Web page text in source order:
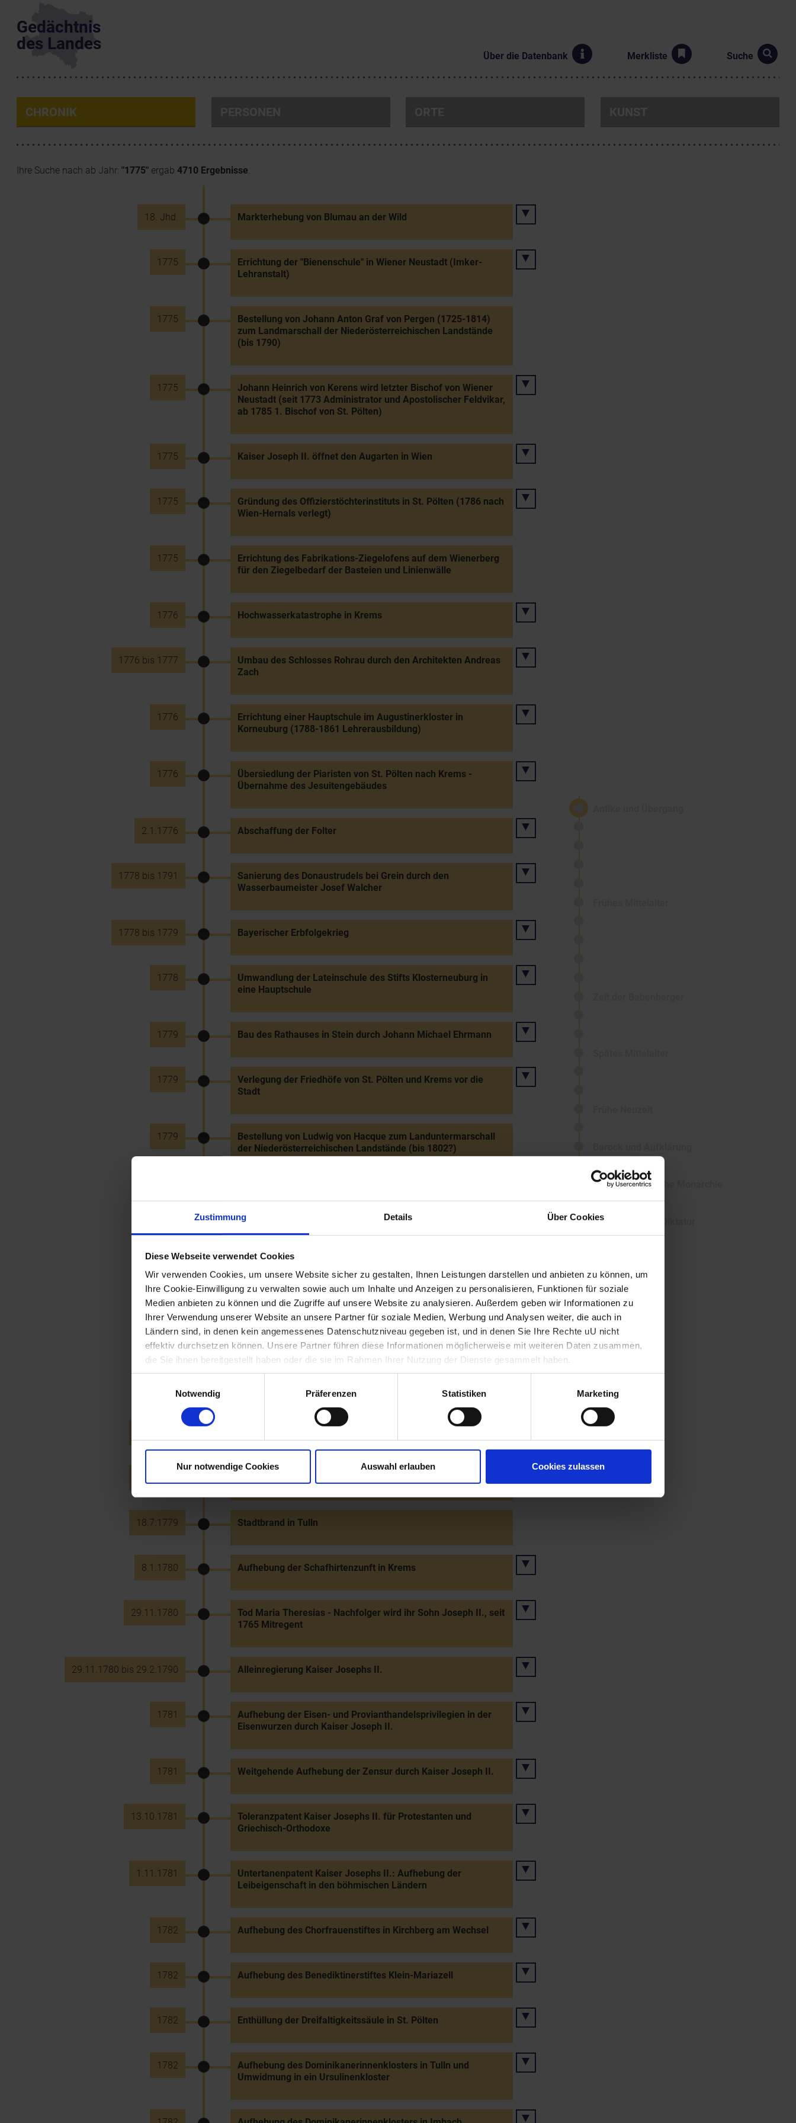
Zustimmung Details Über Cookies
Diese Webseite verwendet Cookies
Wir verwenden Cookies, um unsere Website sicher zu gestalten, Ihnen Leistungen darstellen und anbieten zu können, um
Ihre Cookie-Einwilligung zu verwalten sowie auch um Inhalte und Anzeigen zu personalisieren, Funktionen für soziale
Medien anbieten zu können und die Zugriffe auf unsere Website zu analysieren. Außerdem geben wir Informationen zu
Ihrer Verwendung unserer Website an unsere Partner für soziale Medien, Werbung und Analysen weiter, die auch in
Ländern sind, in denen kein angemessenes Datenschutzniveau gegeben ist, und in denen Sie Ihre Rechte uU nicht
effektiv durchsetzen können. Unsere Partner führen diese Informationen möglicherweise mit weiteren Daten zusammen,
die Sie ihnen bereitgestellt haben oder die sie im Rahmen Ihrer Nutzung der Dienste gesammelt haben.
Notwendig
Präferenzen Statistiken Marketing
Nur notwendige Cookies Auswahl erlauben Cookies zulassen
Gedächtnis
des Landes
Über die Datenbank Merkliste Suche
CHRONIK
Ihre Suche nach ab Jahr: "1775" ergab 4710 Ergebnisse.
18. Jhd. Markterhebung von Blumau an der Wild
1775
Errichtung der "Bienenschule" in Wiener Neustadt (Imker-
Lehranstalt)
1775
Bestellung von Johann Anton Graf von Pergen (1725-1814)
zum Landmarschall der Niederösterreichischen Landstände
(bis 1790)
1775
Johann Heinrich von Kerens wird letzter Bischof von Wiener
Neustadt (seit 1773 Administrator und Apostolischer Feldvikar,
ab 1785 1. Bischof von St. Pölten)
1775 Kaiser Joseph II. öffnet den Augarten in Wien
1775
Gründung des Offizierstöchterinstituts in St. Pölten (1786 nach
Wien-Hernals verlegt)
1775
Errichtung des Fabrikations-Ziegelofens auf dem Wienerberg
für den Ziegelbedarf der Basteien und Linienwälle
1776 Hochwasserkatastrophe in Krems
1776 bis 1777
Umbau des Schlosses Rohrau durch den Architekten Andreas
Zach
1776
Errichtung einer Hauptschule im Augustinerkloster in
Korneuburg (1788-1861 Lehrerausbildung)
1776
Übersiedlung der Piaristen von St. Pölten nach Krems -
Übernahme des Jesuitengebäudes
2.1.1776 Abschaffung der Folter
1778 bis 1791
Sanierung des Donaustrudels bei Grein durch den
Wasserbaumeister Josef Walcher
1778 bis 1779 Bayerischer Erbfolgekrieg
1778
Umwandlung der Lateinschule des Stifts Klosterneuburg in
eine Hauptschule
1779 Bau des Rathauses in Stein durch Johann Michael Ehrmann
1779
Verlegung der Friedhöfe von St. Pölten und Krems vor die
Stadt
1779
Bestellung von Ludwig von Hacque zum Landuntermarschall
der Niederösterreichischen Landstände (bis 1802?)
Neustadt
1779
Gründung einer vierklassigen Normalschule bei den Piaristen
in Horn
1779
Friedrich von Trenck kauft Zwerbach (Tod 1794 in Paris durch
die Guillotine)
1779
Ernennung von Joseph Johann Nepomuk Graf von Herberstein
(1725-1809) zum Statthalter des Erzherzogtums unter der
18.7.1779 Stadtbrand in Tulln
8.1.1780 Aufhebung der Schafhirtenzunft in Krems
29.11.1780
Tod Maria Theresias - Nachfolger wird ihr Sohn Joseph II., seit
1765 Mitregent
29.11.1780 bis 29.2.1790 Alleinregierung Kaiser Josephs II.
1781
Aufhebung der Eisen- und Provianthandelsprivilegien in der
Eisenwurzen durch Kaiser Joseph II.
1781 Weitgehende Aufhebung der Zensur durch Kaiser Joseph II.
13.10.1781
Toleranzpatent Kaiser Josephs II. für Protestanten und
Griechisch-Orthodoxe
1.11.1781
Untertanenpatent Kaiser Josephs II.: Aufhebung der
Leibeigenschaft in den böhmischen Ländern
1782 Aufhebung des Chorfrauenstiftes in Kirchberg am Wechsel
1782 Aufhebung des Benediktinerstiftes Klein-Mariazell
1782 Enthüllung der Dreifaltigkeitssäule in St. Pölten
1782
Aufhebung des Dominikanerinnenklosters in Tulln und
Umwidmung in ein Ursulinenkloster
Die österreichische Monarchie
1. Republik und Diktatur